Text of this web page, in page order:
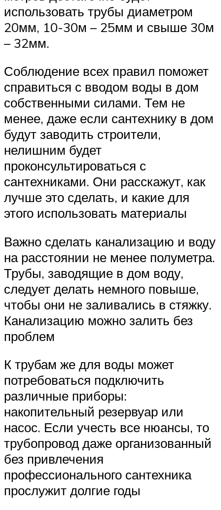
использовать трубы диаметром
20мм, 10-30м – 25мм и свыше 30м
– 32мм.
Соблюдение всех правил поможет
справиться с вводом воды в дом
собственными силами. Тем не
менее, даже если сантехнику в дом
будут заводить строители,
нелишним будет
проконсультироваться с
сантехниками. Они расскажут, как
лучше это сделать, и какие для
этого использовать материалы
Важно сделать канализацию и воду
на расстоянии не менее полуметра.
Трубы, заводящие в дом воду,
следует делать немного повыше,
чтобы они не заливались в стяжку.
Канализацию можно залить без
проблем
К трубам же для воды может
потребоваться подключить
различные приборы:
накопительный резервуар или
насос. Если учесть все нюансы, то
трубопровод даже организованный
без привлечения
профессионального сантехника
прослужит долгие годы